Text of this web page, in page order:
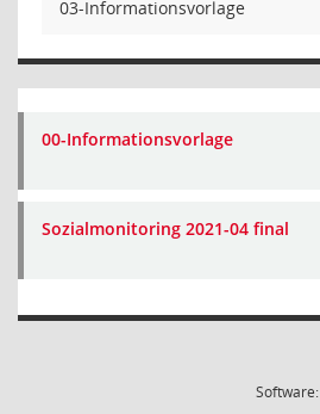
03-Informationsvorlage
00-Informationsvorlage
Sozialmonitoring 2021-04 final
Software: